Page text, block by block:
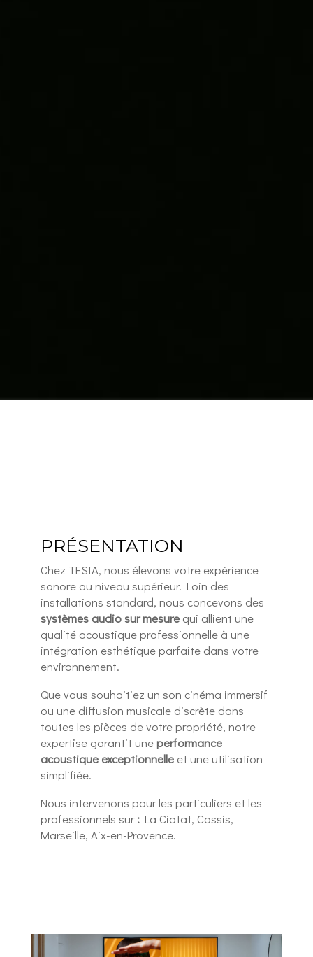
PRÉSENTATION
Chez TESIA, nous élevons votre expérience
sonore au niveau supérieur. Loin des
installations standard, nous concevons des
systèmes audio sur mesure qui allient une
qualité acoustique professionnelle à une
intégration esthétique parfaite dans votre
environnement.
Que vous souhaitiez un son cinéma immersif
ou une diffusion musicale discrète dans
toutes les pièces de votre propriété, notre
expertise garantit uneperformance
acoustique exceptionnelle et une utilisation
simplifiée.
Nous intervenons pour les particuliers et les
professionnels sur: La Ciotat, Cassis,
Marseille, Aix-en-Provence.